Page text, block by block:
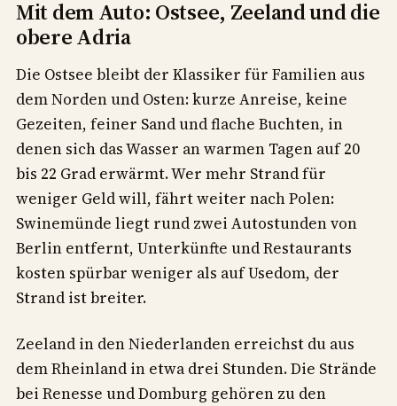
Mit dem Auto: Ostsee, Zeeland und die
obere Adria
Die Ostsee bleibt der Klassiker für Familien aus
dem Norden und Osten: kurze Anreise, keine
Gezeiten, feiner Sand und flache Buchten, in
denen sich das Wasser an warmen Tagen auf 20
bis 22 Grad erwärmt. Wer mehr Strand für
weniger Geld will, fährt weiter nach Polen:
Swinemünde liegt rund zwei Autostunden von
Berlin entfernt, Unterkünfte und Restaurants
kosten spürbar weniger als auf Usedom, der
Strand ist breiter.
Zeeland in den Niederlanden erreichst du aus
dem Rheinland in etwa drei Stunden. Die Strände
bei Renesse und Domburg gehören zu den